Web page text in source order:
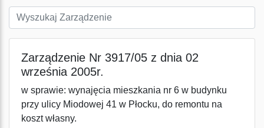
Zarządzenie Nr 3917/05 z dnia 02
września 2005r.
w sprawie: wynajęcia mieszkania nr 6 w budynku
przy ulicy Miodowej 41 w Płocku, do remontu na
koszt własny.